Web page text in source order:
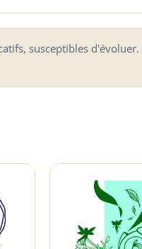
susceptibles d'évoluer.